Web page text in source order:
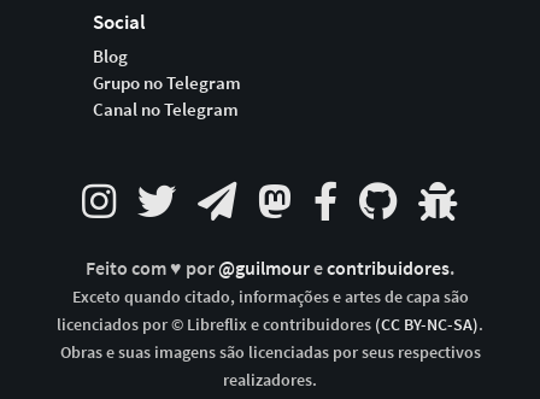
Social
Blog
Grupo no Telegram
Canal no Telegram
Feito com ♥ por@guilmourecontribuidores.
Exceto quando citado, informações e artes de capa são
licenciados por © Libreflix e contribuidores (CC BY-NC-SA).
Obras e suas imagens são licenciadas por seus respectivos
realizadores.